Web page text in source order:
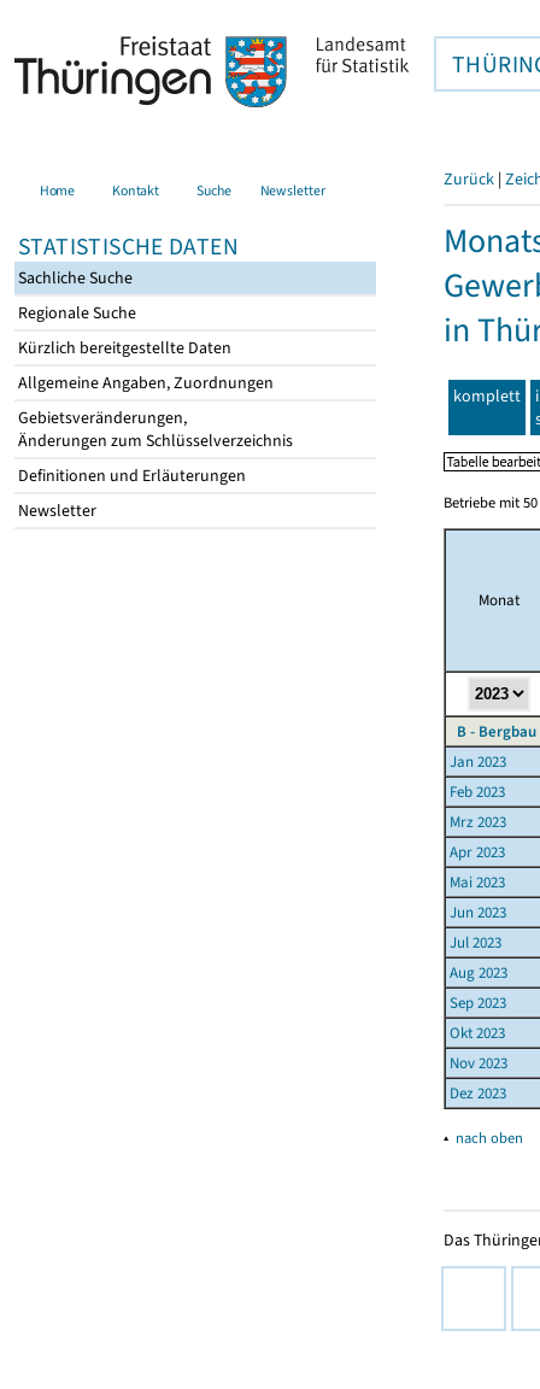
Home Kontakt Suche Newsletter
STATISTISCHE DATEN
Sachliche Suche
Regionale Suche
Kürzlich bereitgestellte Daten
Allgemeine Angaben, Zuordnungen
Gebietsveränderungen,
Änderungen zum Schlüsselverzeichnis
Definitionen und Erläuterungen
Newsletter
Zurück |
in
komplett
Betriebe mit
Monat
B -
Jan 2023
Feb 2023
Mrz 2023
Apr 2023
Mai 2023
Jun 2023
Jul 2023
Aug 2023
Sep 2023
Okt 2023
Nov 2023
Dez 2023
▴ nach oben
Das